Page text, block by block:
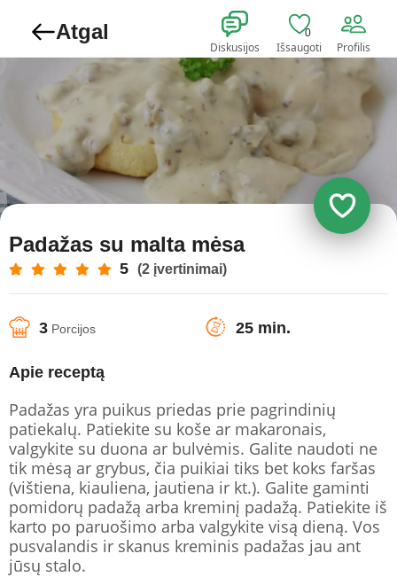
Atgal
Diskusijos
0
Išsaugoti Profilis
Padažas su malta mėsa
5 (2 įvertinimai)
3 Porcijos 25 min.
Apie receptą
Padažas yra puikus priedas prie pagrindinių
patiekalų. Patiekite su koše ar makaronais,
valgykite su duona ar bulvėmis. Galite naudoti ne
tik mėsą ar grybus, čia puikiai tiks bet koks faršas
(vištiena, kiauliena, jautiena ir kt.). Galite gaminti
pomidorų padažą arba kreminį padažą. Patiekite iš
karto po paruošimo arba valgykite visą dieną. Vos
pusvalandis ir skanus kreminis padažas jau ant
jūsų stalo.